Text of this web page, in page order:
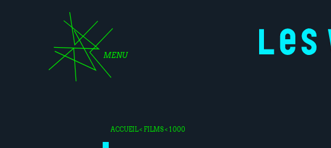
MENU
ACCUEIL<FILMS< 1 000